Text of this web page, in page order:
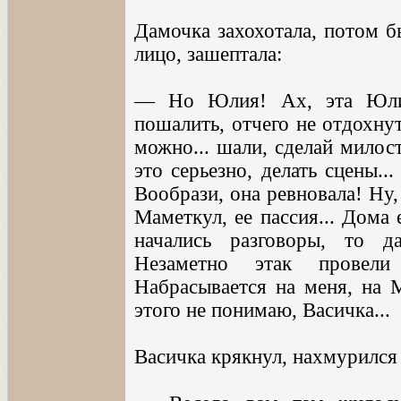
Дамочка захохотала, потом
лицо, зашептала:
— Но Юлия! Ах, эта
пошалить, отчего не
можно... шали, сделай
это серьезно, делать
Вообрази, она ревновала!
Маметкул, ее пассия... Дома
начались разговоры, то
Незаметно этак
Набрасывается на меня, на
этого не понимаю, Васичка...
Васичка крякнул,